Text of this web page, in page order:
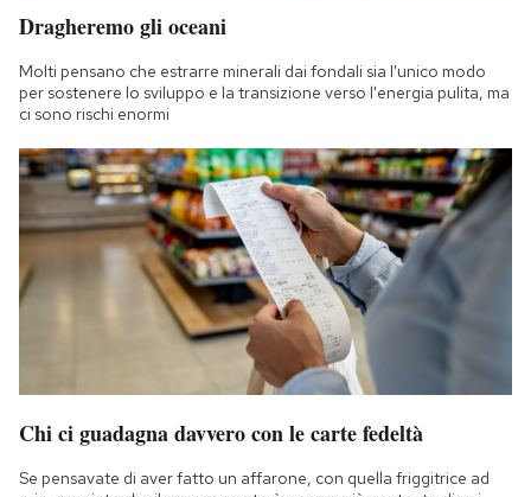
Dragheremo gli oceani
Molti pensano che estrarre minerali dai fondali sia l'unico modo
per sostenere lo sviluppo e la transizione verso l'energia pulita, ma
ci sono rischi enormi
Chi ci guadagna davvero con le carte fedeltà
Se pensavate di aver fatto un affarone, con quella friggitrice ad